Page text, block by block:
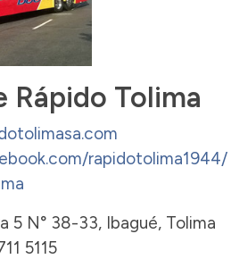
Tolima
rapidotolima1944/
5 N° 38-33, Ibagué, Tolima
5115